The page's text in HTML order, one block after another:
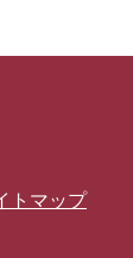
トマップ